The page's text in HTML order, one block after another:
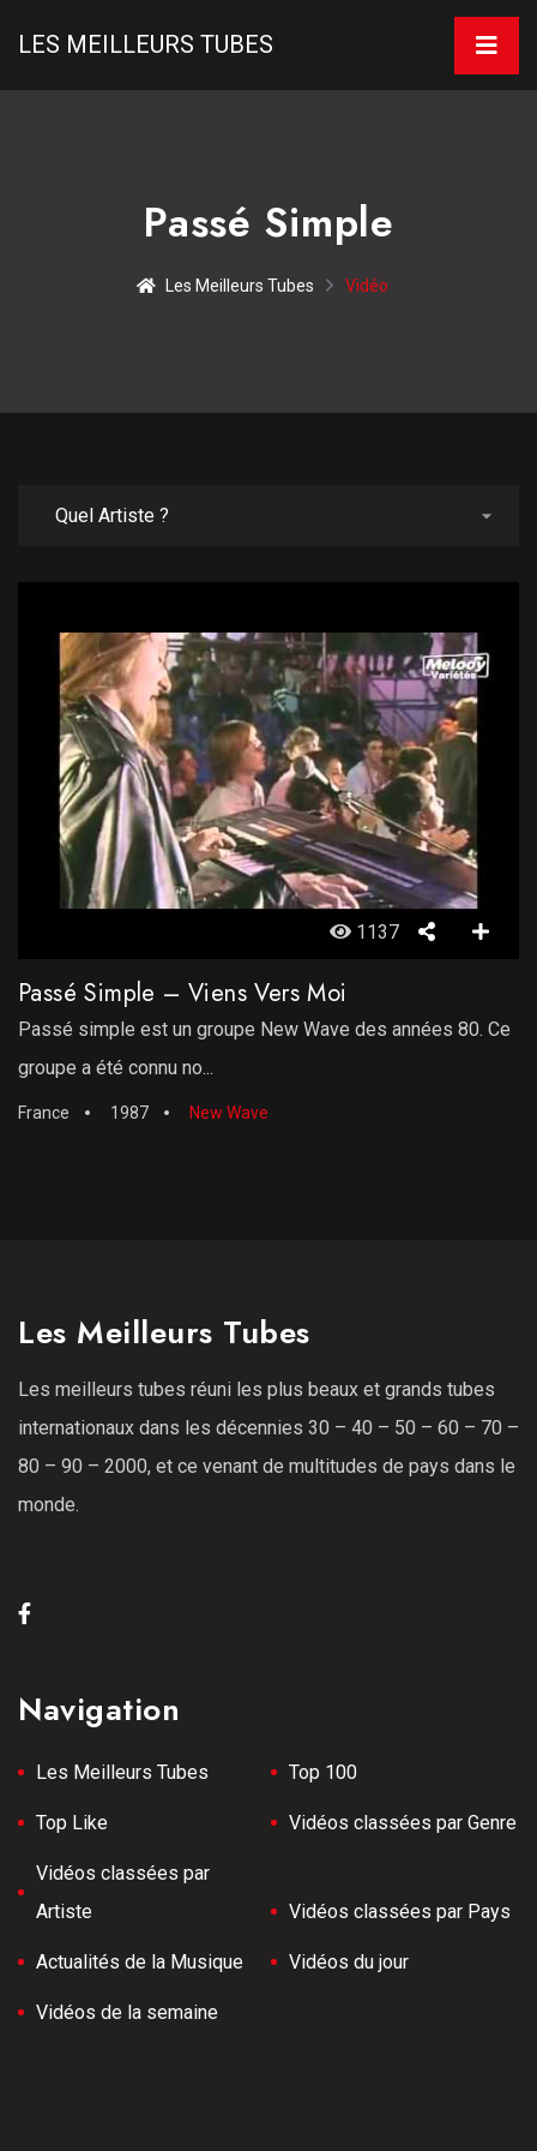
LES MEILLEURS TUBES
Passé Simple
Les Meilleurs Tubes Vidéo
1137
Passé Simple – Viens Vers Moi
Passé simple est un groupe New Wave des années 80. Ce
groupe a été connu no...
France 1987 New Wave
Les Meilleurs Tubes
Les meilleurs tubes réuni les plus beaux et grands tubes
internationaux dans les décennies 30 – 40 – 50 – 60 – 70 –
80 – 90 – 2000, et ce venant de multitudes de pays dans le
monde.
Navigation
Les Meilleurs Tubes Top 100
Top Like Vidéos classées par Genre
Vidéos classées par
Artiste
Vidéos classées par Pays
Actualités de la Musique Vidéos du jour
Vidéos de la semaine